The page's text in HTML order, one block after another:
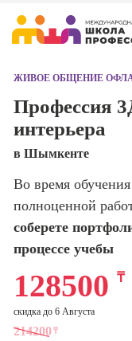
Школа дизайна
Школа нейросетей и
Школа психологии
Школа актерского
Школа бизнеса и
управления
ЖИВОЕ ОБЩЕНИЕ
Профессия
интерьера
в Шымкенте
Во время
полноценной
соберете
процессе учебы
214200 ₸
128500 ₸
скидка до 6 Августа